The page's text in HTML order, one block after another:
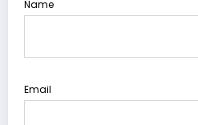
Name
Email